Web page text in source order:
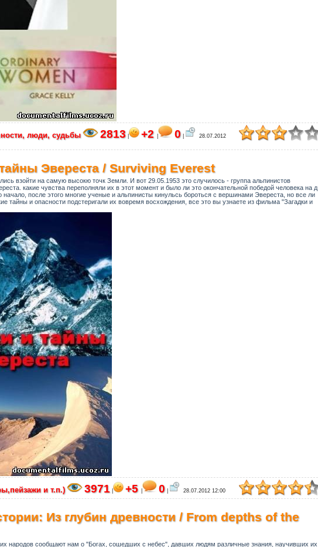
люди, судьбы 2813 +2 0
28.07.2012
Эвереста / Surviving Everest
взойти на самую высокю точк Земли. И вот 29.05.1953 это случилось - группа альпинистов
какие чувства переполняли их в этот момент и было ли это окончательной победой человека на д
начало, после этого многие ученые и альпинисты кинульсь бороться с вершинами Эвереста, но все ли
тайны и опасности подстеригали их вовремя восхождения, все это вы узнаете из фильма "Загадки и
и т.п.) 3971 +5 0 28.07.2012 12:00
Из глубин древности / From depths of the
народов сообщают нам о "Богах, сошедших с небес", давших людям различные знания, научивших их